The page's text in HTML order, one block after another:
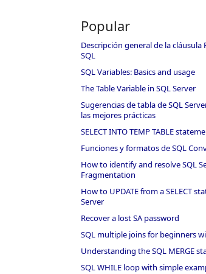
Popular
Descripción general de la cláusula
SQL
SQL Variables: Basics and usage
The Table Variable in SQL Server
Sugerencias de tabla de SQL
las mejores prácticas
SELECT INTO TEMP TABLE
Funciones y formatos de SQL
How to identify and resolve SQL
Fragmentation
How to UPDATE from a SELECT
Server
Recover a lost SA password
SQL multiple joins for beginners
Understanding the SQL MERGE
SQL WHILE loop with simple